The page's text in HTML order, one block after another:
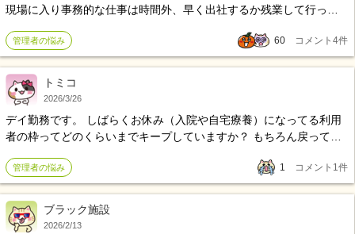
現場に入り事務的な仕事は時間外、早く出社するか残業して行って
マネジメント能力に自信が持てなくなっています。それでも日々の
仕事はあるので休んでもいられず毎日の仕事をこなしています。 組
織、施設としての仕組みやマニュアルもしっかり出来ていないの
で、作っていかないといけないと思いますが、なんせ現場と兼務し
ながらだと、ゆっくり考えている時間も作れません。 自身の事です
が、昨年子供が産まれて家庭環境が変わり、仕事ばかりに目を向け
る事もできなくなり、 自分を取り巻く環境が物事が多くなってしま
い何やるにも中途半端になってしまっているように思います。
管理者の悩み 60 コメント 4件
トミコ
2026/3/26
デイ勤務です。 しばらくお休み（入院や自宅療養）になってる利用
者の枠ってどのくらいまでキープしていますか？ もちろん戻ってき
訳にもいかず…。 かといって、新規入れた後に退院からのデイ再開
となったら定員オーバーに… ケアマネさんにもお伝えしているのか
（ひとまず中止で枠なくなる旨）、相談員さんや管理者さんに聞き
たいです。
管理者の悩み 1 コメント 1件
ブラック施設
2026/2/13